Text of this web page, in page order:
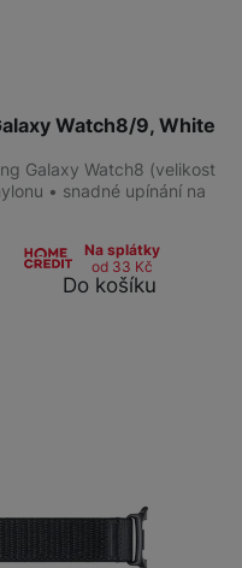
Watch8/9, White
Galaxy Watch8 (velikost
• snadné upínání na
Na splátky
od 33 Kč
Do košíku